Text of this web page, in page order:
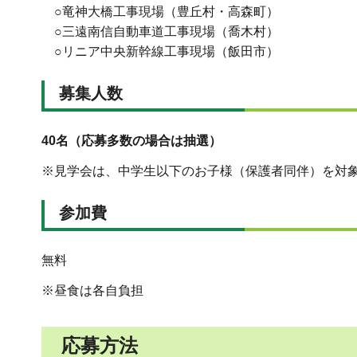
○竜神大橋工事現場（豊丘村・高森町）
○三遠南信自動車道工事現場（喬木村）
○リニア中央新幹線工事現場（飯田市）
募集人数
40名（応募多数の場合は抽選）
※見学会は、中学生以下のお子様（保護者同伴）を対
参加費
無料
※昼食は各自負担
応募方法